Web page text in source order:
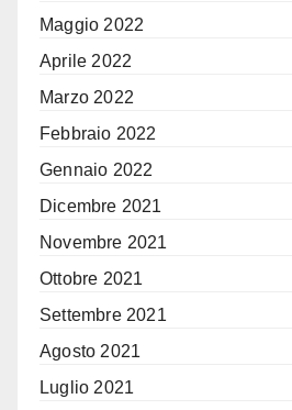
Maggio 2022
Aprile 2022
Marzo 2022
Febbraio 2022
Gennaio 2022
Dicembre 2021
Novembre 2021
Ottobre 2021
Settembre 2021
Agosto 2021
Luglio 2021